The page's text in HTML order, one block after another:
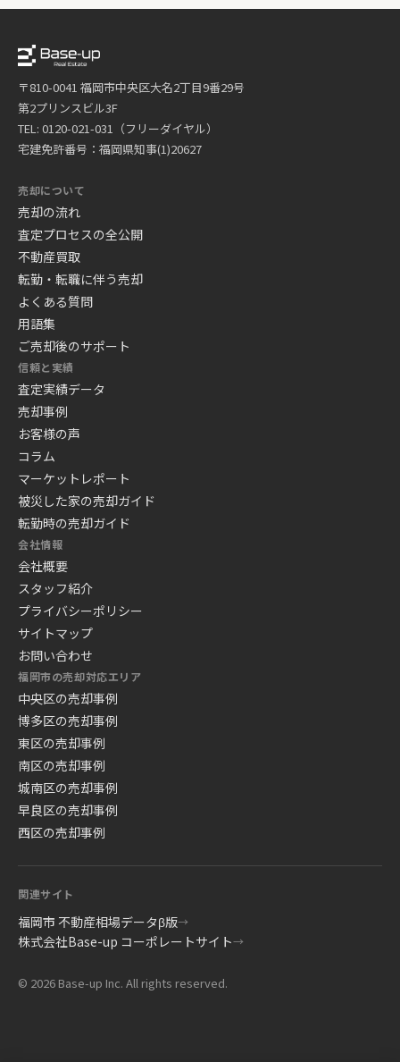
〒810-0041 福岡市中央区大名2丁目9番29号
第2プリンスビル3F
TEL: 0120-021-031（フリーダイヤル）
宅建免許番号：福岡県知事(1)20627
売却について
売却の流れ
査定プロセスの全公開
不動産買取
転勤・転職に伴う売却
よくある質問
用語集
ご売却後のサポート
信頼と実績
査定実績データ
売却事例
お客様の声
コラム
マーケットレポート
被災した家の売却ガイド
転勤時の売却ガイド
会社情報
会社概要
スタッフ紹介
プライバシーポリシー
サイトマップ
お問い合わせ
福岡市の売却対応エリア
中央区の売却事例
博多区の売却事例
東区の売却事例
南区の売却事例
城南区の売却事例
早良区の売却事例
西区の売却事例
関連サイト
福岡市 不動産相場データβ版→
株式会社Base-up コーポレートサイト→
© 2026 Base-up Inc. All rights reserved.